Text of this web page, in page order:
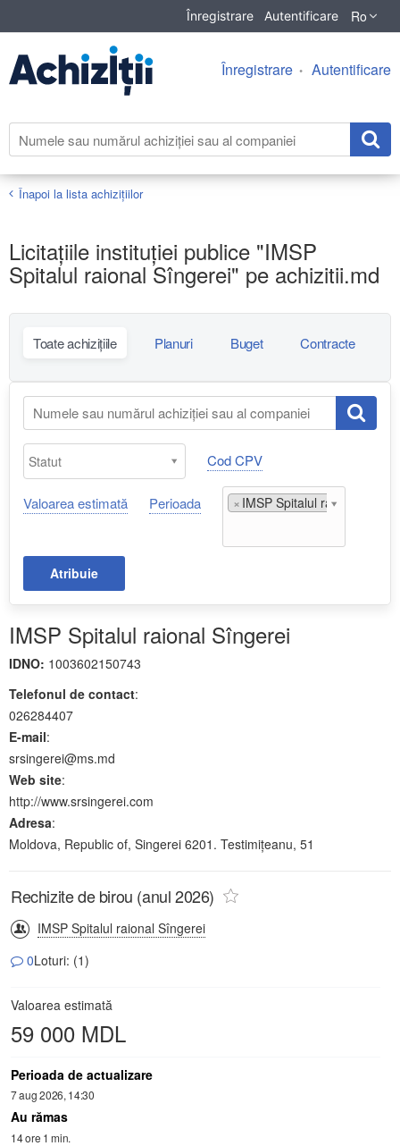
Înregistrare Autentificare Ro
Înregistrare Autentificare
Înapoi la lista achiziţiilor
Licitațiile instituției publice "IMSP
Spitalul raional Sîngerei" pe achizitii.md
Toate achizițiile Planuri Buget Contracte
Cod CPV
Valoarea estimată Perioada × IMSP Spitalul raional
Atribuie
IMSP Spitalul raional Sîngerei
IDNO: 1003602150743
Telefonul de contact:
026284407
E-mail:
srsingerei@ms.md
Web site:
http://www.srsingerei.com
Adresa:
Moldova, Republic of, Singerei 6201. Testimițeanu, 51
Rechizite de birou (anul 2026)
IMSP Spitalul raional Sîngerei
0Loturi: (1)
Valoarea estimată
59 000 MDL
Perioada de actualizare
7 aug 2026, 14:30
Au rămas
14 ore 1 min.